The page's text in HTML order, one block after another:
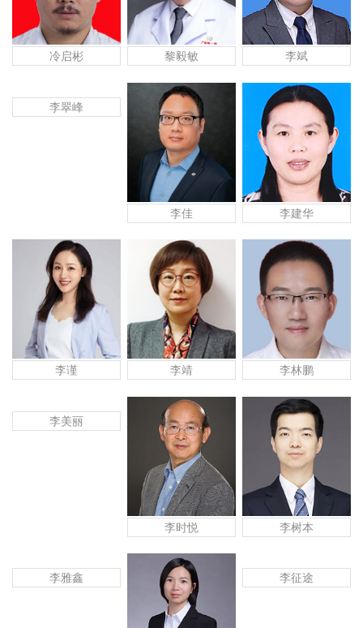
冷启彬 黎毅敏 李斌
李翠峰
李佳 李建华
李谨 李靖 李林鹏
李美丽
李时悦 李树本
李雅鑫 李征途